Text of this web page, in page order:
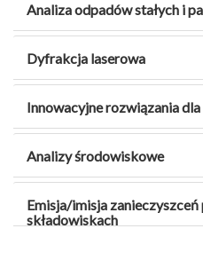
Analiza odpadów stałych i
Dyfrakcja laserowa
Innowacyjne rozwiązania
Analizy środowiskowe
Emisja/imisja
składowiskach